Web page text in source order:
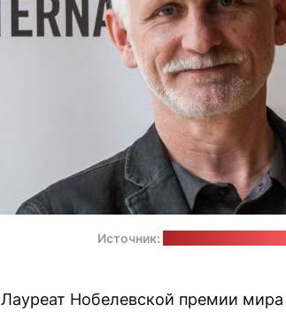
Источник:
Лауреат Нобелевской премии